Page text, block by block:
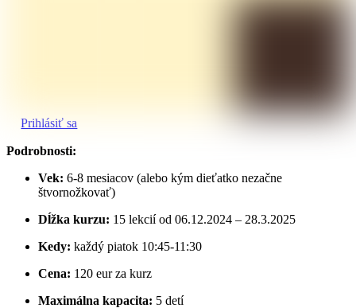
Prihlásiť sa
Podrobnosti:
Vek: 6-8 mesiacov (alebo kým dieťatko nezačne
štvornožkovať)
Dĺžka kurzu: 15 lekcií od 06.12.2024 – 28.3.2025
Kedy: každý piatok 10:45-11:30
Cena: 120 eur za kurz
Maximálna kapacita: 5 detí